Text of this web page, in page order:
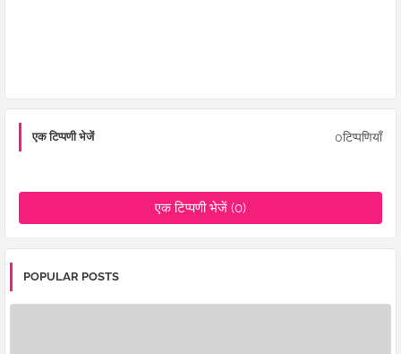
एक टिप्पणी भेजें 0टिप्पणियाँ
एक टिप्पणी भेजें (0)
POPULAR POSTS